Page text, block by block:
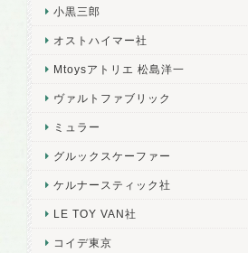
小黒三郎
オストハイマー社
Mtoysアトリエ 松島洋一
ヴァルトファブリック
ミュラー
グルックスケーファー
ケルナースティック社
LE TOY VAN社
コイデ東京